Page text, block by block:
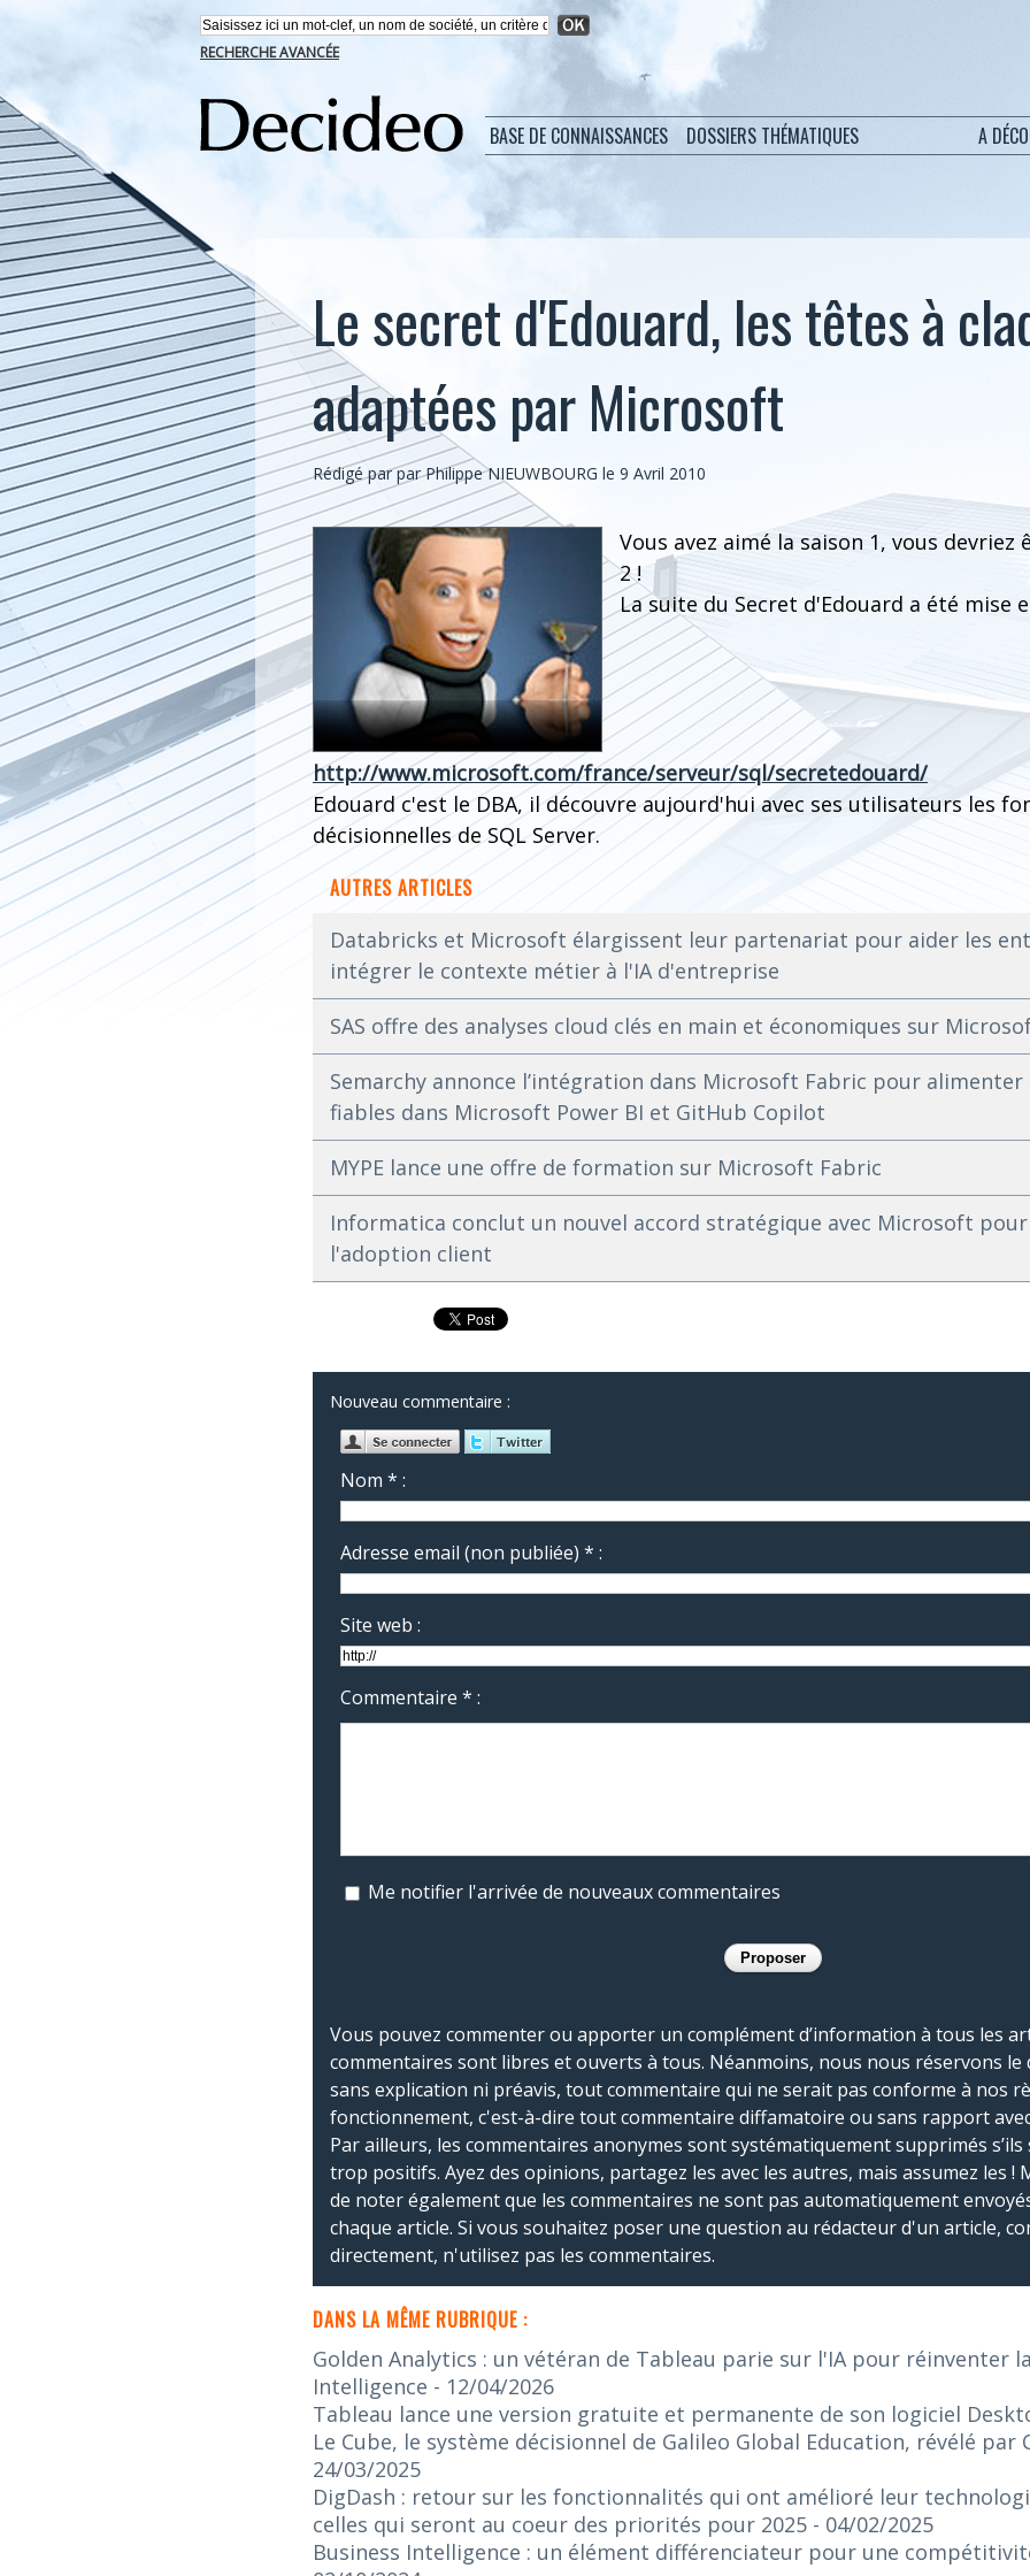
RECHERCHE AVANCÉE
BASE DE CONNAISSANCES DOSSIERS THÉMATIQUES A
Le secret d'Edouard, les têtes à
adaptées par Microsoft
Rédigé par par Philippe NIEUWBOURG le 9 Avril 2010
Vous avez aimé la saison 1, vous devriez
2 !
La suite du Secret d'Edouard a été mise
http://www.microsoft.com/france/serveur/sql/secretedouard/
Edouard c'est le DBA, il découvre aujourd'hui avec ses utilisateurs les
décisionnelles de SQL Server.
AUTRES ARTICLES
Databricks et Microsoft élargissent leur partenariat pour aider les
intégrer le contexte métier à l'IA d'entreprise
SAS offre des analyses cloud clés en main et économiques sur
Semarchy annonce l’intégration dans Microsoft Fabric pour
fiables dans Microsoft Power BI et GitHub Copilot
MYPE lance une offre de formation sur Microsoft Fabric
Informatica conclut un nouvel accord stratégique avec Microsoft
l'adoption client
Nouveau commentaire :
Nom * :
Adresse email (non publiée) * :
Site web :
Commentaire * :
Me notifier l'arrivée de nouveaux commentaires
Vous pouvez commenter ou apporter un complément d’information à tous les
commentaires sont libres et ouverts à tous. Néanmoins, nous nous réservons
sans explication ni préavis, tout commentaire qui ne serait pas conforme à nos
fonctionnement, c'est-à-dire tout commentaire diffamatoire ou sans rapport avec
Par ailleurs, les commentaires anonymes sont systématiquement supprimés
trop positifs. Ayez des opinions, partagez les avec les autres, mais assumez les !
de noter également que les commentaires ne sont pas automatiquement
chaque article. Si vous souhaitez poser une question au rédacteur d'un article,
directement, n'utilisez pas les commentaires.
DANS LA MÊME RUBRIQUE :
Golden Analytics : un vétéran de Tableau parie sur l'IA pour réinventer
Intelligence - 12/04/2026
Tableau lance une version gratuite et permanente de son logiciel
Le Cube, le système décisionnel de Galileo Global Education, révélé par
24/03/2025
DigDash : retour sur les fonctionnalités qui ont amélioré leur
celles qui seront au coeur des priorités pour 2025 - 04/02/2025
Business Intelligence : un élément différenciateur pour une